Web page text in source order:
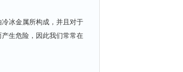
冰金属所构成，并且对于
生危险，因此我们常常在